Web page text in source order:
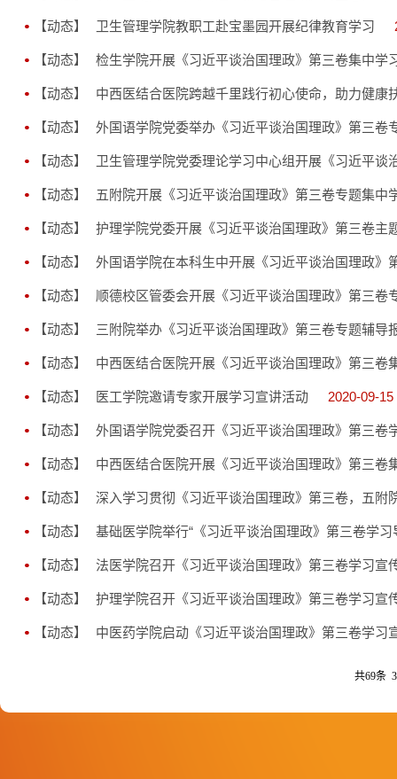
【动态】 卫生管理学院教职工赴宝墨园开展纪律教育学习
【动态】 检生学院开展《习近平谈治国理政》第三卷集中学
【动态】 中西医结合医院跨越千里践行初心使命，助力健康
【动态】 外国语学院党委举办《习近平谈治国理政》第三卷
【动态】 卫生管理学院党委理论学习中心组开展《习近平谈
【动态】 五附院开展《习近平谈治国理政》第三卷专题集中
【动态】 护理学院党委开展《习近平谈治国理政》第三卷主
【动态】 外国语学院在本科生中开展《习近平谈治国理政》
【动态】 顺德校区管委会开展《习近平谈治国理政》第三卷
【动态】 三附院举办《习近平谈治国理政》第三卷专题辅导
【动态】 中西医结合医院开展《习近平谈治国理政》第三卷
【动态】 医工学院邀请专家开展学习宣讲活动 2020-09-15
【动态】 外国语学院党委召开《习近平谈治国理政》第三卷
【动态】 中西医结合医院开展《习近平谈治国理政》第三卷
【动态】 深入学习贯彻《习近平谈治国理政》第三卷，五附
【动态】 基础医学院举行“《习近平谈治国理政》第三卷学习
【动态】 法医学院召开《习近平谈治国理政》第三卷学习宣
【动态】 护理学院召开《习近平谈治国理政》第三卷学习宣
【动态】 中医药学院启动《习近平谈治国理政》第三卷学习
共69条